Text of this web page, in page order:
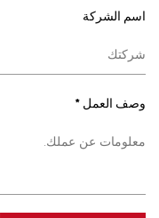
اسم الشركة
وصف العمل *